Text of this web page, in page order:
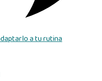
a tu rutina